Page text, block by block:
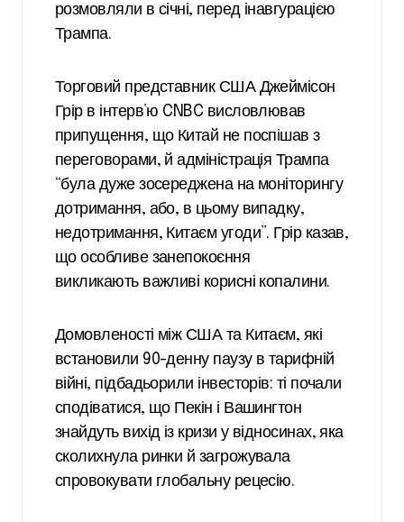
розмовляли в січні, перед інавгурацією
Трампа.
Торговий представник США Джеймісон
Грір в інтерв’ю CNBC висловлював
припущення, що Китай не поспішав з
переговорами, й адміністрація Трампа
“була дуже зосереджена на моніторингу
дотримання, або, в цьому випадку,
недотримання, Китаєм угоди”. Грір казав,
що особливе занепокоєння
викликають важливі корисні копалини.
Домовленості між США та Китаєм, які
встановили 90-денну паузу в тарифній
війні, підбадьорили інвесторів: ті почали
сподіватися, що Пекін і Вашингтон
знайдуть вихід із кризи у відносинах, яка
сколихнула ринки й загрожувала
спровокувати глобальну рецесію.